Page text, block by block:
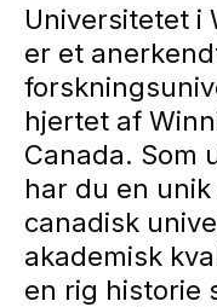
Universitetet i
er et
hjertet af
Canada. Som
har du en
canadisk
akademisk
en rig historie